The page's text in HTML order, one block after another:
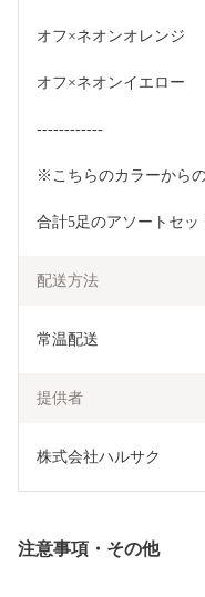
オフ×ネオンオレンジ
オフ×ネオンイエロー
------------
※こちらのカラーから
合計5足のアソートセッ
配送方法
常温配送
提供者
株式会社ハルサク
注意事項・その他